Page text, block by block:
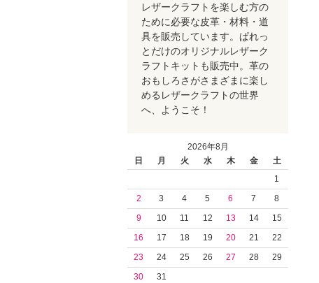
レザークラフトを楽しむ方の
ために必要な皮革・材料・道
具を販売しています。ぱれっ
とだけのオリジナルレザーク
ラフトキットも販売中。革の
おもしろさがさまざまに楽し
めるレザークラフトの世界
へ、ようこそ！
2026年8月
日
月 火 水 木 金
土
1
2
3 4 5 6 7
8
9
10 11 12 13 14
15
16
17 18 19 20 21
22
23
24 25 26 27 28
29
30
31